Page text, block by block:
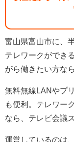
富山県富山市に、
テレワークができ
がら働きたい方な
無料無線LANやプ
も便利。テレワー
なら、テレビ会議
運営しているのは